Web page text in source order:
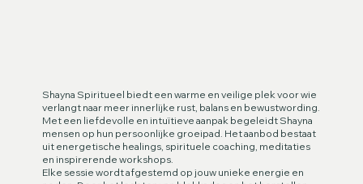
Shayna Spiritueel biedt een warme en veilige plek voor wie
verlangt naar meer innerlijke rust, balans en bewustwording.
Met een liefdevolle en intuïtieve aanpak begeleidt Shayna
mensen op hun persoonlijke groeipad. Het aanbod bestaat
uit energetische healings, spirituele coaching, meditaties
en inspirerende workshops.
Elke sessie wordt afgestemd op jouw unieke energie en